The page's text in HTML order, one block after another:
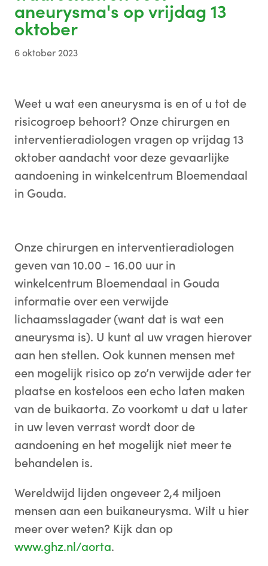
aneurysma's op vrijdag 13
oktober
6 oktober 2023
Weet u wat een aneurysma is en of u tot de
risicogroep behoort? Onze chirurgen en
interventieradiologen vragen op vrijdag 13
oktober aandacht voor deze gevaarlijke
aandoening in winkelcentrum Bloemendaal
in Gouda.
Onze chirurgen en interventieradiologen
geven van 10.00 - 16.00 uur in
winkelcentrum Bloemendaal in Gouda
informatie over een verwijde
lichaamsslagader (want dat is wat een
aneurysma is). U kunt al uw vragen hierover
aan hen stellen. Ook kunnen mensen met
een mogelijk risico op zo’n verwijde ader ter
plaatse en kosteloos een echo laten maken
van de buikaorta. Zo voorkomt u dat u later
in uw leven verrast wordt door de
aandoening en het mogelijk niet meer te
behandelen is.
Wereldwijd lijden ongeveer 2,4 miljoen
mensen aan een buikaneurysma. Wilt u hier
meer over weten? Kijk dan op
www.ghz.nl/aorta.